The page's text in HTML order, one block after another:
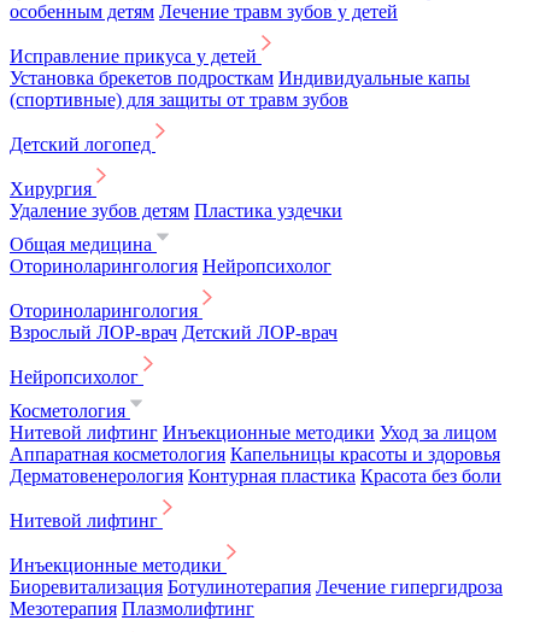
особенным детям Лечение травм зубов у детей
Исправление прикуса у детей
Установка брекетов подросткам Индивидуальные капы
(спортивные) для защиты от травм зубов
Детский логопед
Хирургия
Удаление зубов детям Пластика уздечки
Общая медицина
Оториноларингология Нейропсихолог
Оториноларингология
Взрослый ЛОР-врач Детский ЛОР-врач
Нейропсихолог
Косметология
Нитевой лифтинг Инъекционные методики Уход за лицом
Аппаратная косметология Капельницы красоты и здоровья
Дерматовенерология Контурная пластика Красота без боли
Нитевой лифтинг
Инъекционные методики
Биоревитализация Ботулинотерапия Лечение гипергидроза
Мезотерапия Плазмолифтинг